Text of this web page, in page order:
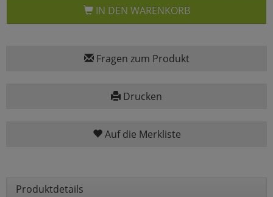
IN DEN WARENKORB
Fragen zum Produkt
Drucken
Auf die Merkliste
Produktdetails